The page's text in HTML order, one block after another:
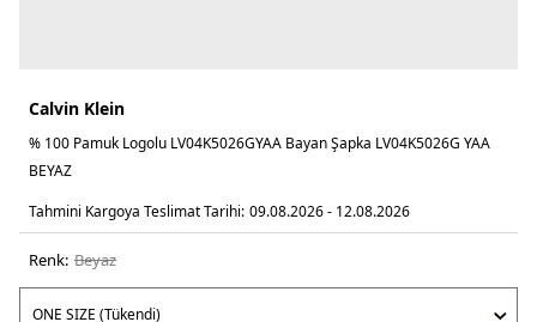
Calvin Klein
% 100 Pamuk Logolu LV04K5026GYAA Bayan Şapka LV04K5026G YAA
BEYAZ
Tahmini Kargoya Teslimat Tarihi: 09.08.2026 - 12.08.2026
Renk: beyaz